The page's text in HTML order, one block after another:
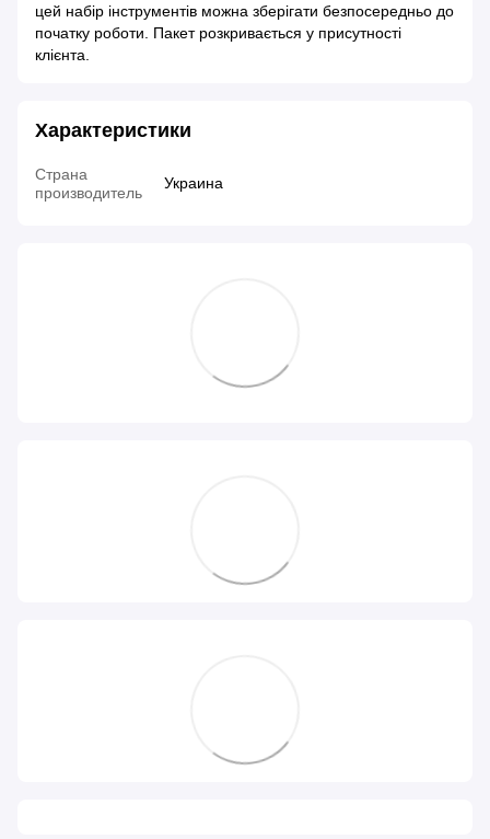
цей набір інструментів можна зберігати безпосередньо до
початку роботи. Пакет розкривається у присутності
клієнта.
Характеристики
Страна
производитель
Украина